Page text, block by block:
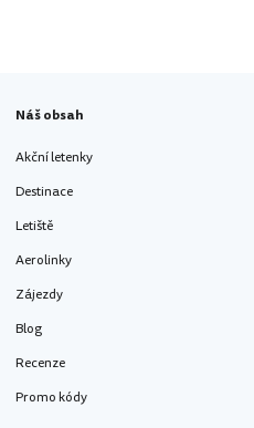
Náš obsah
Akční letenky
Destinace
Letiště
Aerolinky
Zájezdy
Blog
Recenze
Promo kódy